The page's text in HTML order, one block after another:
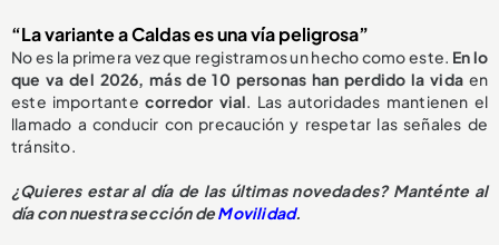
“La variante a Caldas es una vía peligrosa”
No es la primera vez que registramos un hecho como este. En lo
que va del 2026, más de 10 personas han perdido la vida en
este importante corredor vial. Las autoridades mantienen el
llamado a conducir con precaución y respetar las señales de
tránsito.
¿Quieres estar al día de las últimas novedades? Manténte al
día con nuestra sección deMovilidad.